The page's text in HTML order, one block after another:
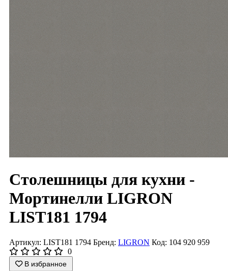
Столешницы для кухни -
Мортинелли LIGRON
LIST181 1794
Артикул: LIST181 1794 Бренд: LIGRON Код: 104 920 959
0
В избранное